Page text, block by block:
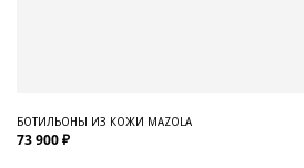
БОТИЛЬОНЫ ИЗ КОЖИ MAZOLA
73 900 ₽